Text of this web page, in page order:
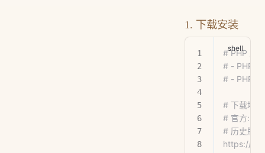
1. 下载安装
# PHP 版
# - PHP
# - PHP
# 下载地址
# 官方:
# 历史版
https://